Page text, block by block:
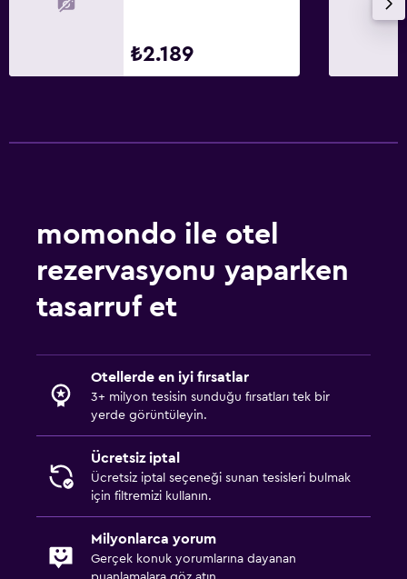
₺2.189
momondo ile otel
rezervasyonu yaparken
tasarruf et
Otellerde en iyi fırsatlar
3+ milyon tesisin sunduğu fırsatları tek bir
yerde görüntüleyin.
Ücretsiz iptal
Ücretsiz iptal seçeneği sunan tesisleri bulmak
için filtremizi kullanın.
Milyonlarca yorum
Gerçek konuk yorumlarına dayanan